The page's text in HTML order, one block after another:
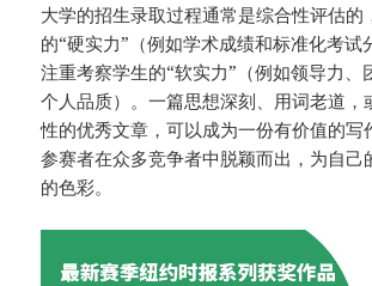
大学的招生录取过程通常是综合性评估的
的“硬实力”（例如学术成绩和标准化考试
注重考察学生的“软实力”（例如领导力、
个人品质）。一篇思想深刻、用词老道，
性的优秀文章，可以成为一份有价值的写
参赛者在众多竞争者中脱颖而出，为自己
的色彩。